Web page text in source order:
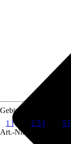
Gebindegröße
1 l
2,5 l
5 l
Art.-Nr.